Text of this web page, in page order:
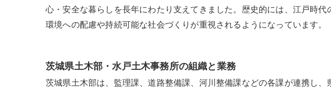
心・安全な暮らしを長年にわたり支えてきました。歴史的には、江戸時
環境への配慮や持続可能な社会づくりが重視されるようになっています。
茨城県土木部・水戸土木事務所の組織と業務
茨城県土木部は、監理課、道路整備課、河川整備課などの各課が連携し